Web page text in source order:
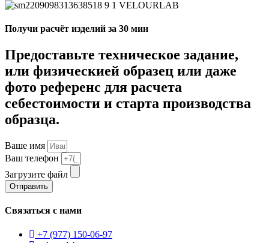
Получи расчёт изделий за 30 мин
Предоставьте техническое задание,
или физическией образец или даже
фото референс для расчета
себестоимости и старта производства
образца.
Ваше имя
Ваш телефон
Загрузите файл
Отправить
Связаться с нами
+7 (977) 150-06-97